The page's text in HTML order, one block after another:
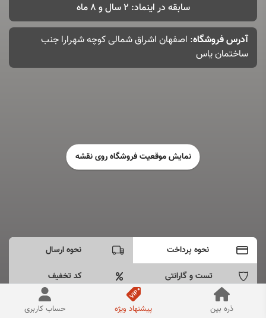
سابقه در اینماد: 2 سال و 8 ماه
آدرس فروشگاه: اصفهان اشراق شمالی کوچه شهرارا جنب
ساختمان یاس
نمایش موقعیت فروشگاه روی نقشه
نحوه پرداخت
نحوه ارسال
تست و گارانتی
کد تخفیف
- پرداخت به صورت اینترنتی دارم
ذره بین پیشنهاد ویژه حساب کاربری